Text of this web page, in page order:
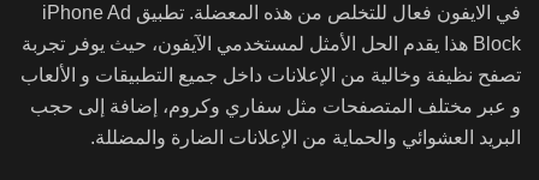
في الايفون فعال للتخلص من هذه المعضلة. تطبيق iPhone Ad
Block هذا يقدم الحل الأمثل لمستخدمي الآيفون، حيث يوفر تجربة
تصفح نظيفة وخالية من الإعلانات داخل جميع التطبيقات و الألعاب
و عبر مختلف المتصفحات مثل سفاري وكروم، إضافة إلى حجب
البريد العشوائي والحماية من الإعلانات الضارة والمضللة.